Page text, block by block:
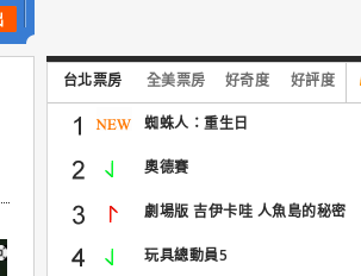
台北票房 全美票房 好奇度 好評度
蜘蛛人：重生日
奧德賽
劇場版 吉伊卡哇 人魚島的秘密
玩具總動員5